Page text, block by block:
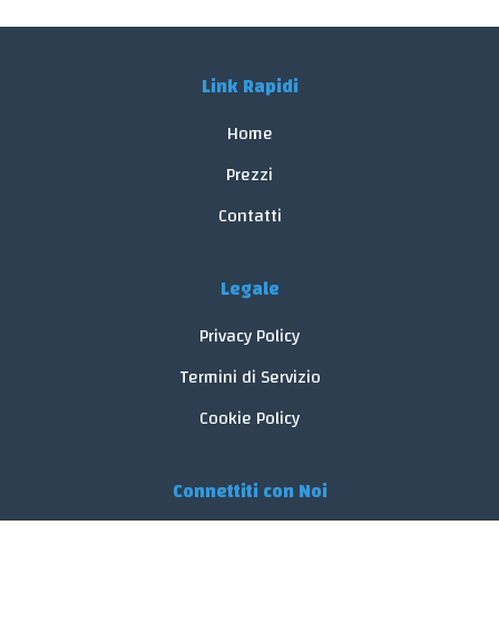
Link Rapidi
Home
Prezzi
Contatti
Legale
Privacy Policy
Termini di Servizio
Cookie Policy
Connettiti con Noi